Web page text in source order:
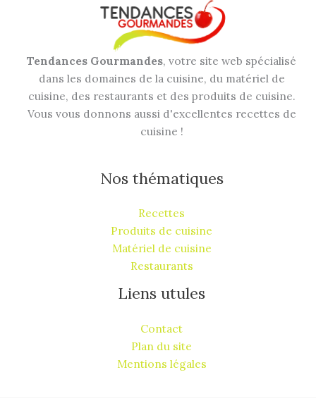
Tendances Gourmandes, votre site web spécialisé
dans les domaines de la cuisine, du matériel de
cuisine, des restaurants et des produits de cuisine.
Vous vous donnons aussi d'excellentes recettes de
cuisine !
Nos thématiques
Recettes
Produits de cuisine
Matériel de cuisine
Restaurants
Liens utules
Contact
Plan du site
Mentions légales